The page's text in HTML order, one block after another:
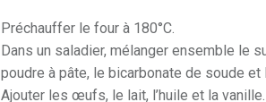
Préchauffer le four à 180°C.
Dans un saladier, mélanger ensemble le
poudre à pâte, le bicarbonate de soude et
Ajouter les œufs, le lait, l’huile et la